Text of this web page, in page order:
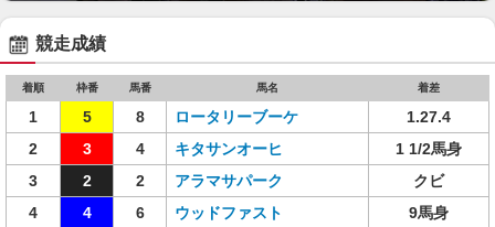
競走成績
着順 枠番 馬番 馬名 着差
1 5 8 ロータリーブーケ
1.27.4
2
3 4 キタサンオーヒ
1 1/2馬身
3
2 2 アラマサパーク
クビ
4
4 6 ウッドファスト
9馬身